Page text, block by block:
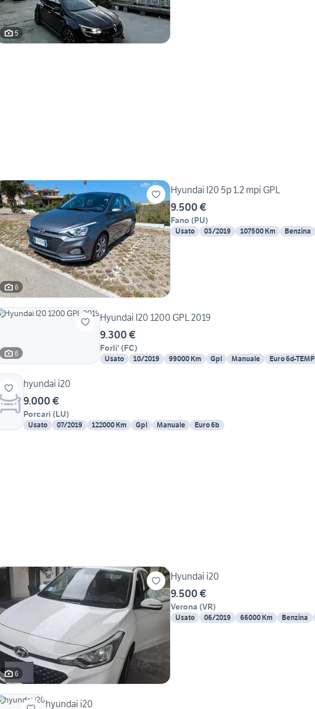
5
6
Hyundai I20 5p 1.2 mpi GPL
9.500 €
Fano (PU)
Usato 03/2019 107500 Km Benzina
6
Hyundai I20 1200 GPL 2019
9.300 €
Forli' (FC)
Usato 10/2019 99000 Km Gpl Manuale Euro 6d-TEMP
hyundai i20
9.000 €
Porcari (LU)
Usato 07/2019 122000 Km Gpl Manuale Euro 6b
6
Hyundai i20
9.500 €
Verona (VR)
Usato 06/2019 66000 Km Benzina
hyundai i20